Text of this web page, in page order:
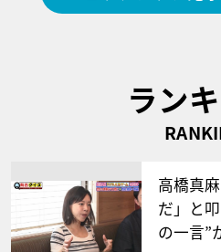
ラン
高橋真
だ」と
の一言”